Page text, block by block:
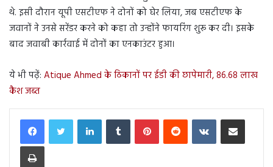
थे. इसी दौरान यूपी एसटीएफ ने दोनों को घेर लिया, जब एसटीएफ के
जवानों ने उनसे सरेंडर करने को कहा तो उन्होंने फायरिंग शुरू कर दी। इसके
बाद जवाबी कार्रवाई में दोनों का एनकाउंटर हुआ।
ये भी पढ़ें: Atique Ahmed के ठिकानों पर ईडी की छापेमारी, 86.68 लाख
कैश जब्त
LinkedInTumblr PinterestReddit VKontakteShare via Email
Print